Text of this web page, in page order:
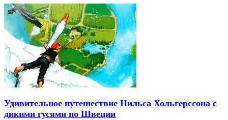
Удивительное путешествие Нильса Хольгерссона с
дикими гусями по Швеции